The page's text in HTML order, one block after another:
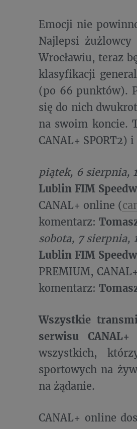
Emocji nie
Najlepsi
Wrocławiu, teraz
klasyfikacji
(po 66 punktów).
się do nich
na swoim koncie.
CANAL+ SPORT2)
piątek, 6 sierpnia,
Lublin FIM
CANAL+ online (
komentarz:
sobota, 7 sierpnia,
Lublin FIM
PREMIUM,
komentarz:
Wszystkie
serwisu
wszystkich,
sportowych na
na żądanie.
CANAL+ online